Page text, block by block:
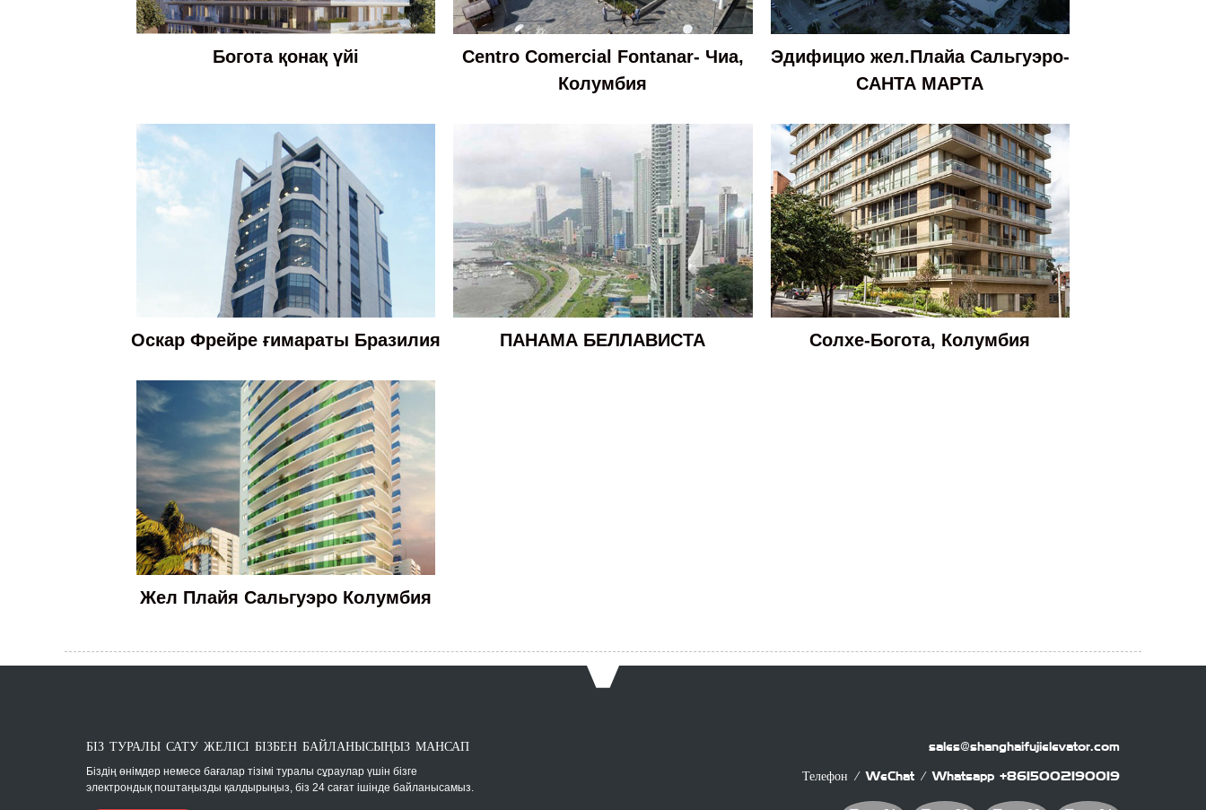
Богота қонақ үйі
Centro Comercial Fontanar- Чиа,
Колумбия
Эдифицио жел.Плайа Сальгуэро-
САНТА МАРТА
Оскар Фрейре ғимараты Бразилия ПАНАМА БЕЛЛАВИСТА Солхе-Богота, Колумбия
Жел Плайя Сальгуэро Колумбия
БІЗ ТУРАЛЫ САТУ ЖЕЛІСІ БІЗБЕН БАЙЛАНЫСЫҢЫЗ МАНСАП
Біздің өнімдер немесе бағалар тізімі туралы сұраулар үшін бізге
электрондық поштаңызды қалдырыңыз, біз 24 сағат ішінде байланысамыз.
sales@shanghaifujielevator.com
Телефон / WeChat / Whatsapp +8615002190019